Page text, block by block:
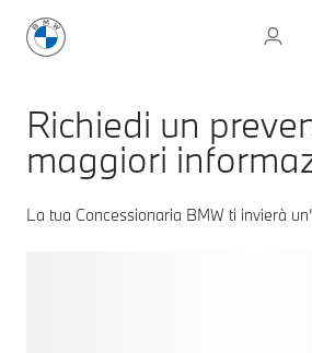
Richiedi un
maggiori
La tua Concessionaria BMW ti invierà